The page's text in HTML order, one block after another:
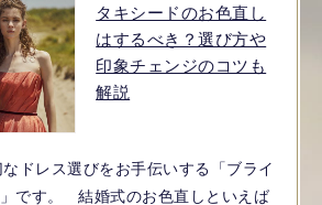
タキシードのお色直し
はするべき？選び方や
印象チェンジのコツも
解説
ドレス選びをお手伝いする「ブライ
です。 結婚式のお色直しといえば